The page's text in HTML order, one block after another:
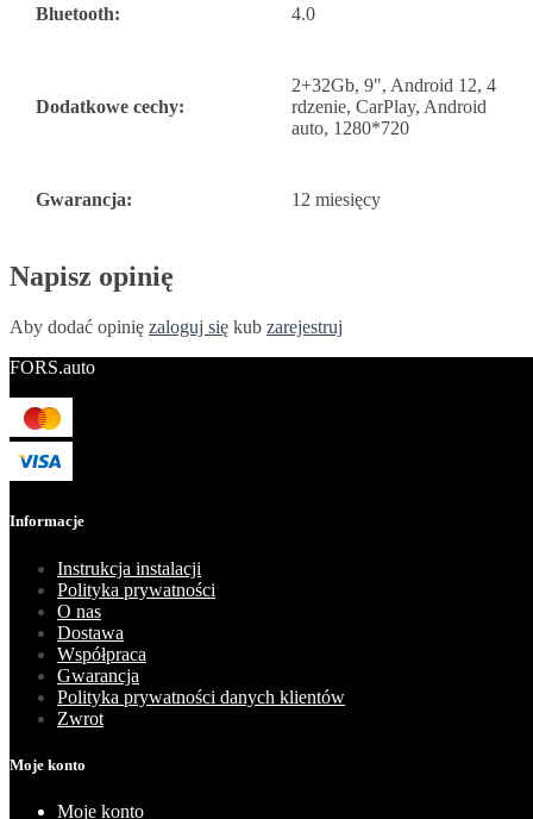
Bluetooth: 4.0
Dodatkowe cechy:
2+32Gb, 9", Android 12, 4
rdzenie, CarPlay, Android
auto, 1280*720
Gwarancja: 12 miesięcy
Napisz opinię
Aby dodać opinię zaloguj się kub zarejestruj
FORS.auto
Informacje
Instrukcja instalacji
Polityka prywatności
O nas
Dostawa
Współpraca
Gwarancja
Polityka prywatności danych klientów
Zwrot
Moje konto
Moje konto